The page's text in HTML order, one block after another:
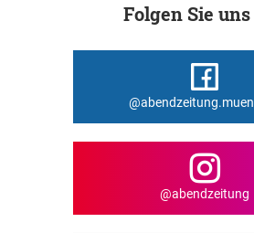
Folgen Sie
@abendzeitung